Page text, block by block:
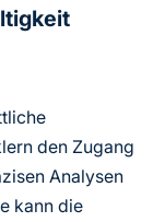
den Zugang
Analysen
kann die